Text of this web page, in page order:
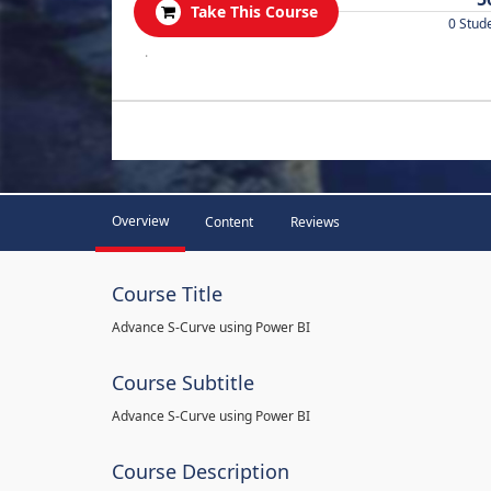
Take This Course
0
.
Overview Content Reviews
Course Title
Advance S-Curve using Power BI
Course Subtitle
Advance S-Curve using Power BI
Course Description